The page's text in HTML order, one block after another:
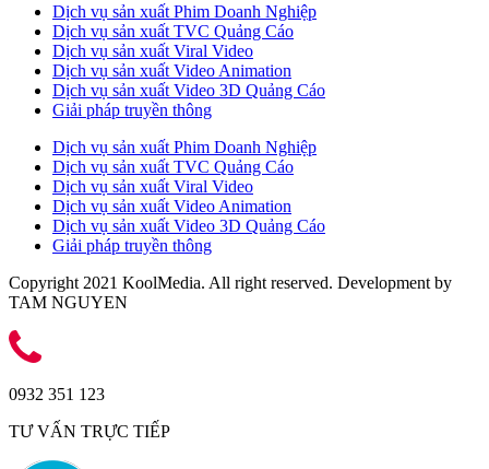
Dịch vụ sản xuất Phim Doanh Nghiệp
Dịch vụ sản xuất TVC Quảng Cáo
Dịch vụ sản xuất Viral Video
Dịch vụ sản xuất Video Animation
Dịch vụ sản xuất Video 3D Quảng Cáo
Giải pháp truyền thông
Dịch vụ sản xuất Phim Doanh Nghiệp
Dịch vụ sản xuất TVC Quảng Cáo
Dịch vụ sản xuất Viral Video
Dịch vụ sản xuất Video Animation
Dịch vụ sản xuất Video 3D Quảng Cáo
Giải pháp truyền thông
Copyright 2021 KoolMedia. All right reserved. Development by
TAM NGUYEN
0932 351 123
TƯ VẤN TRỰC TIẾP